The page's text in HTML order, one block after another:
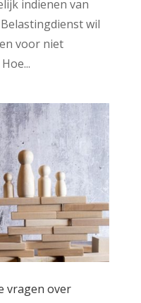
indienen van
wil
voor niet
vragen over